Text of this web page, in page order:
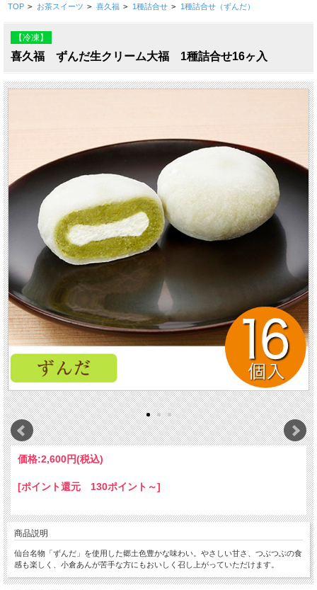
TOP > お茶スイーツ > 喜久福 > 1種詰合せ > 1種詰合せ（ずんだ）
【冷凍】
喜久福 ずんだ生クリーム大福 1種詰合せ16ヶ入
価格:2,600円(税込)
[ポイント還元 130ポイント～]
商品説明
仙台名物「ずんだ」を使用した郷土色豊かな味わい。やさしい甘さ、つぶつぶの食
感も楽しく、小倉あんが苦手な方にもおいしく召し上がっていただけます。